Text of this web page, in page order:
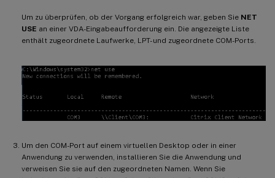
Um zu überprüfen, ob der Vorgang erfolgreich war, geben Sie NET
USE an einer VDA-Eingabeaufforderung ein. Die angezeigte Liste
enthält zugeordnete Laufwerke, LPT- und zugeordnete COM-Ports.
Um den COM-Port auf einem virtuellen Desktop oder in einer
Anwendung zu verwenden, installieren Sie die Anwendung und
verweisen Sie sie auf den zugeordneten Namen. Wenn Sie